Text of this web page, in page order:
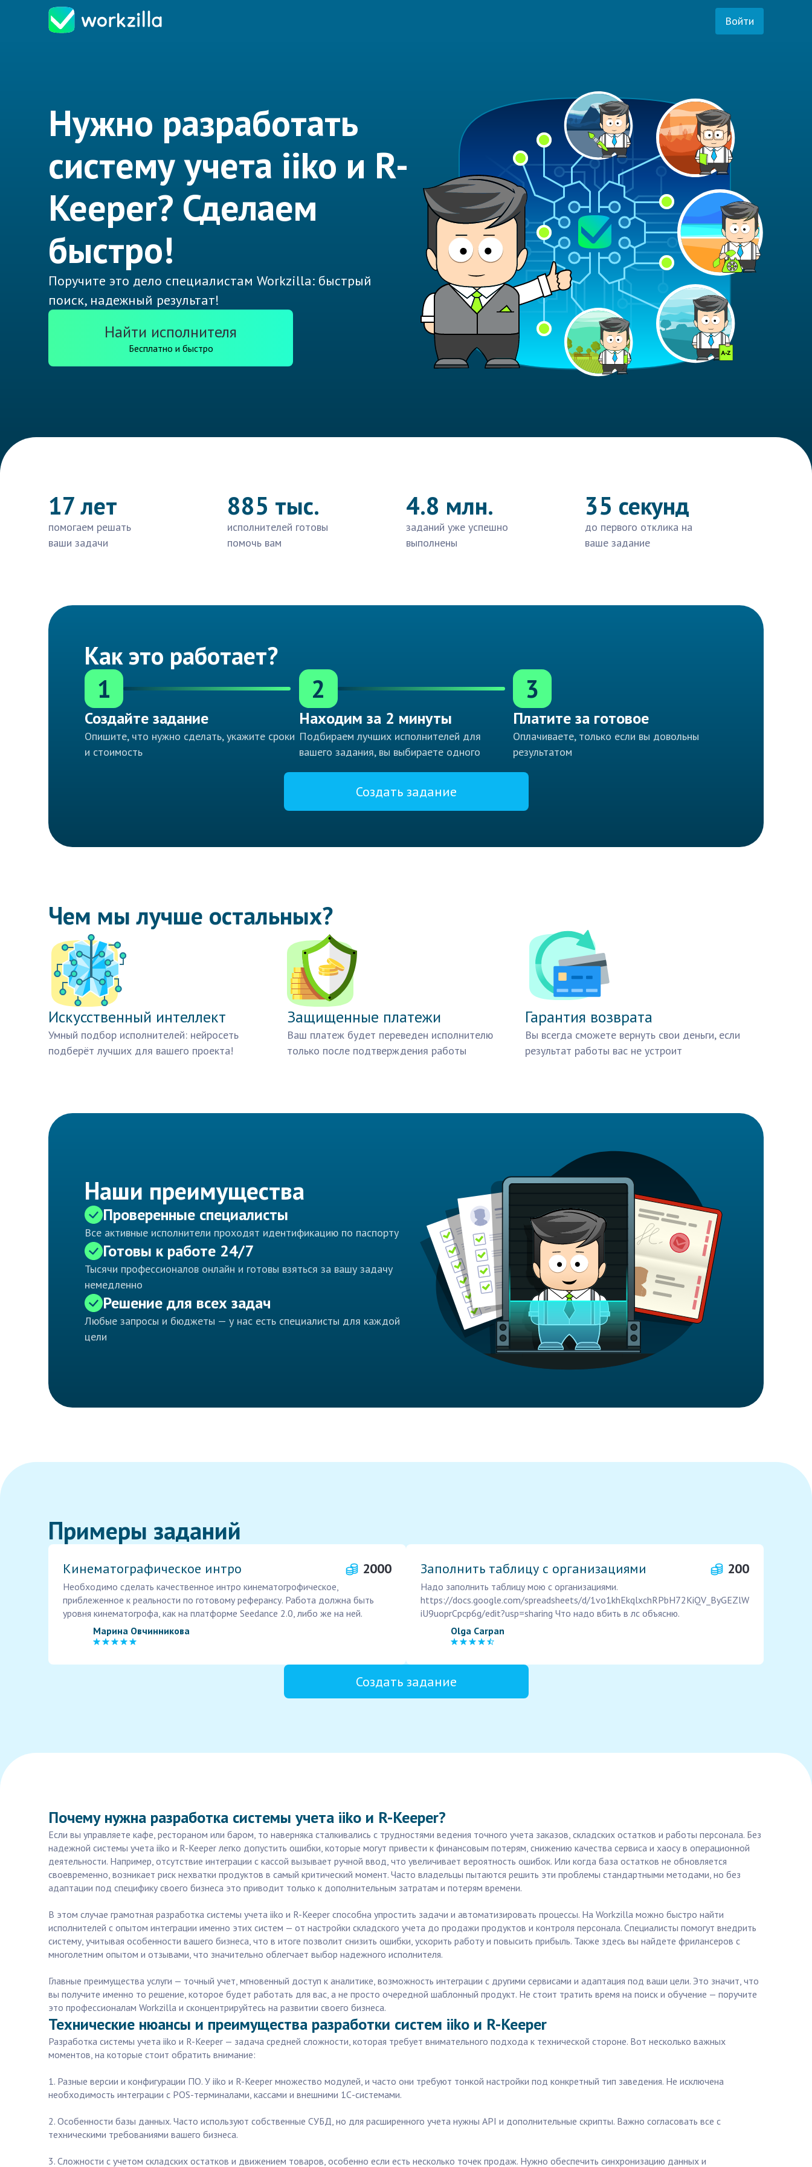
Войти
Нужно разработать
систему учета iiko и R-
Keeper? Сделаем
быстро!
Поручите это дело специалистам Workzilla: быстрый
поиск, надежный результат!
Найти исполнителя
Бесплатно и быстро
17 лет
помогаем решать
ваши задачи
885 тыс.
исполнителей готовы
помочь вам
4.8 млн.
заданий уже успешно
выполнены
35 секунд
до первого отклика на
ваше задание
Как это работает?
1
Создайте задание
Опишите, что нужно сделать, укажите сроки
и стоимость
2
Находим за 2 минуты
Подбираем лучших исполнителей для
вашего задания, вы выбираете одного
3
Платите за готовое
Оплачиваете, только если вы довольны
результатом
Создать задание
Чем мы лучше остальных?
Искусственный интеллект
Умный подбор исполнителей: нейросеть
подберёт лучших для вашего проекта!
Защищенные платежи
Ваш платеж будет переведен исполнителю
только после подтверждения работы
Гарантия возврата
Вы всегда сможете вернуть свои деньги, если
результат работы вас не устроит
Наши преимущества
Проверенные специалисты
Все активные исполнители проходят идентификацию по паспорту
Готовы к работе 24/7
Тысячи профессионалов онлайн и готовы взяться за вашу задачу
немедленно
Решение для всех задач
Любые запросы и бюджеты — у нас есть специалисты для каждой
цели
Примеры заданий
Кинематографическое интро 2000
Необходимо сделать качественное интро кинематогрофическое,
приблеженное к реальности по готовому реферансу. Работа должна быть
уровня кинематогрофа, как на платформе Seedance 2.0, либо же на ней.
Марина Овчинникова
Заполнить таблицу с организациями 200
Надо заполнить таблицу мою с организациями.
https://docs.google.com/spreadsheets/d/1vo1khEkqlxchRPbH72KiQV_ByGEZlW
iU9uoprCpcp6g/edit?usp=sharing Что надо вбить в лс объясню.
Olga Carpan
Создать задание
Почему нужна разработка системы учета iiko и R-Keeper?
Если вы управляете кафе, рестораном или баром, то наверняка сталкивались с трудностями ведения точного учета заказов, складских остатков и работы персонала. Без
надежной системы учета iiko и R-Keeper легко допустить ошибки, которые могут привести к финансовым потерям, снижению качества сервиса и хаосу в операционной
деятельности. Например, отсутствие интеграции с кассой вызывает ручной ввод, что увеличивает вероятность ошибок. Или когда база остатков не обновляется
своевременно, возникает риск нехватки продуктов в самый критический момент. Часто владельцы пытаются решить эти проблемы стандартными методами, но без
адаптации под специфику своего бизнеса это приводит только к дополнительным затратам и потерям времени.
В этом случае грамотная разработка системы учета iiko и R-Keeper способна упростить задачи и автоматизировать процессы. На Workzilla можно быстро найти
исполнителей с опытом интеграции именно этих систем — от настройки складского учета до продажи продуктов и контроля персонала. Специалисты помогут внедрить
систему, учитывая особенности вашего бизнеса, что в итоге позволит снизить ошибки, ускорить работу и повысить прибыль. Также здесь вы найдете фрилансеров с
многолетним опытом и отзывами, что значительно облегчает выбор надежного исполнителя.
Главные преимущества услуги — точный учет, мгновенный доступ к аналитике, возможность интеграции с другими сервисами и адаптация под ваши цели. Это значит, что
вы получите именно то решение, которое будет работать для вас, а не просто очередной шаблонный продукт. Не стоит тратить время на поиск и обучение — поручите
это профессионалам Workzilla и сконцентрируйтесь на развитии своего бизнеса.
Технические нюансы и преимущества разработки систем iiko и R-Keeper
Разработка системы учета iiko и R-Keeper — задача средней сложности, которая требует внимательного подхода к технической стороне. Вот несколько важных
моментов, на которые стоит обратить внимание:
1. Разные версии и конфигурации ПО. У iiko и R-Keeper множество модулей, и часто они требуют тонкой настройки под конкретный тип заведения. Не исключена
необходимость интеграции с POS-терминалами, кассами и внешними 1С-системами.
2. Особенности базы данных. Часто используют собственные СУБД, но для расширенного учета нужны API и дополнительные скрипты. Важно согласовать все с
техническими требованиями вашего бизнеса.
3. Сложности с учетом складских остатков и движением товаров, особенно если есть несколько точек продаж. Нужно обеспечить синхронизацию данных и